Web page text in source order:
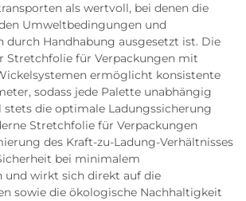
als wertvoll, bei denen die
Umweltbedingungen und
durch Handhabung ausgesetzt ist. Die
Stretchfolie für Verpackungen mit
ermöglicht konsistente
sodass jede Palette unabhängig
die optimale Ladungssicherung
Stretchfolie für Verpackungen
des Kraft-zu-Ladung-Verhältnisses
bei minimalem
und wirkt sich direkt auf die
sowie die ökologische Nachhaltigkeit